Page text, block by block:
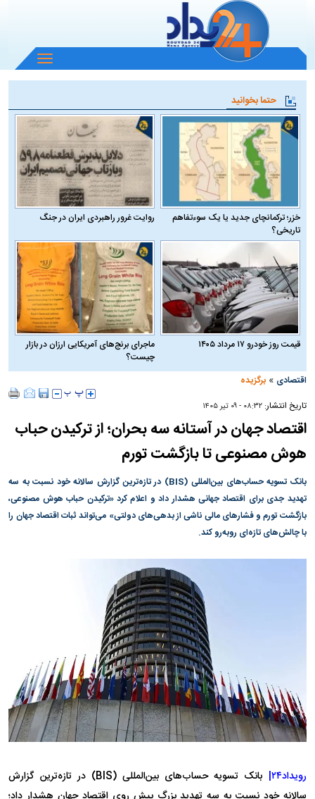
باز
و
منو
حتما بخوانید
خزر؛ ترکمانچای جدید یا یک سوءتفاهم
تاریخی؟
روایت غرور راهبردی ایران در جنگ
قیمت روز خودرو ۱۷ مرداد ۱۴۰۵
ماجرای برنج‌های آمریکایی ارزان در بازار
چیست؟
اقتصادی »برگزیده
تاریخ انتشار:۰۸:۳۲ - ۰۹ تير ۱۴۰۵
اقتصاد جهان در آستانه سه بحران؛ از ترکیدن حباب
هوش مصنوعی تا بازگشت تورم
بانک تسویه حساب‌های بین‌المللی (BIS) در تازه‌ترین گزارش سالانه خود نسبت به سه
تهدید جدی برای اقتصاد جهانی هشدار داد و اعلام کرد «ترکیدن حباب هوش مصنوعی،
بازگشت تورم و فشار‌های مالی ناشی از بدهی‌های دولتی» می‌تواند ثبات اقتصاد جهان را
با چالش‌های تازه‌ای روبه‌رو کند.
رویداد۲۴|
بانک تسویه حساب‌های بین‌المللی (BIS) در تازه‌ترین گزارش